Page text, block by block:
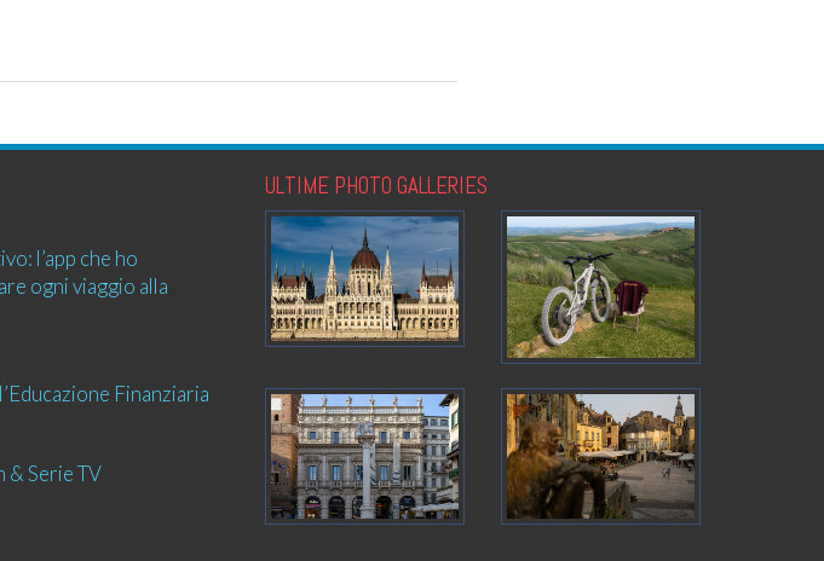
l’app che ho
ogni viaggio alla
Finanziaria
& Serie TV
ULTIME PHOTO GALLERIES